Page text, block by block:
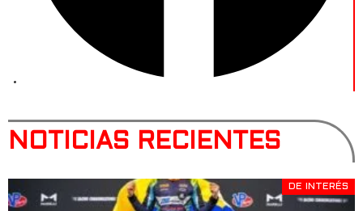
NOTICIAS RECIENTES
DE INTERÉS